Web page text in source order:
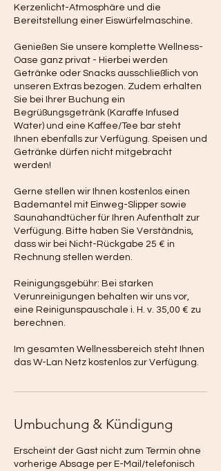
Kerzenlicht-Atmosphäre und die
Bereitstellung einer Eiswürfelmaschine.
Genießen Sie unsere komplette Wellness-
Oase ganz privat - Hierbei werden
Getränke oder Snacks ausschließlich von
unseren Extras bezogen. Zudem erhalten
Sie bei Ihrer Buchung ein
Begrüßungsgetränk (Karaffe Infused
Water) und eine Kaffee/Tee bar steht
Ihnen ebenfalls zur Verfügung. Speisen und
Getränke dürfen nicht mitgebracht
werden!
Gerne stellen wir Ihnen kostenlos einen
Bademantel mit Einweg-Slipper sowie
Saunahandtücher für Ihren Aufenthalt zur
Verfügung. Bitte haben Sie Verständnis,
dass wir bei Nicht-Rückgabe 25 € in
Rechnung stellen werden.
Reinigungsgebühr: Bei starken
Verunreinigungen behalten wir uns vor,
eine Reinigunspauschale i. H. v. 35,00 € zu
berechnen.
Im gesamten Wellnessbereich steht Ihnen
das W-Lan Netz kostenlos zur Verfügung.
Umbuchung & Kündigung
Erscheint der Gast nicht zum Termin ohne
vorherige Absage per E-Mail/telefonisch